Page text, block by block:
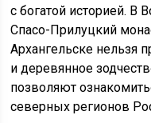
с богатой историей. В
Спасо-Прилуцкий
Архангельске нельзя
и деревянное
позволяют
северных регионов